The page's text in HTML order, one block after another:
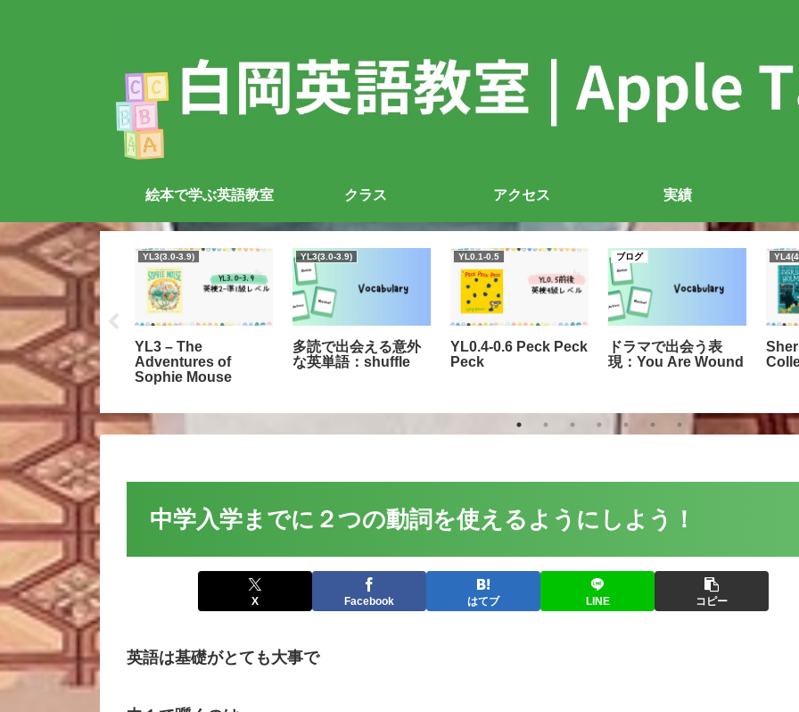
絵本で学ぶ英語教室 クラス アクセス 実績
0.5
Ark (ほぼ文
しの本です）
YL3(3.0-3.9)
YL3 – The
Adventures of
Sophie Mouse
YL3(3.0-3.9)
多読で出会える意外
な英単語：shuffle
YL0.1-0.5
YL0.4-0.6 Peck Peck
Peck
ブログ
ドラマで出会う表
現：You Are Wound
中学入学までに２つの動詞を使えるようにしよう！
X Facebook はてブ LINE コピー
英語は基礎がとても大事で